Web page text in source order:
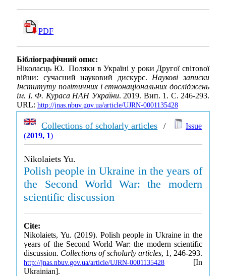
PDF
Бібліографічний опис:
Ніколаєць Ю. Поляки в Україні у роки Другої світової
війни: сучасний науковий дискурс.Наукові записки
Інституту політичних і етнонаціональних досліджень
ім. І. Ф. Кураса НАН України. 2019. Вип. 1. С. 246-293.
URL: http://jnas.nbuv.gov.ua/article/UJRN-0001135428
Collections of scholarly articles /
Issue
(2019, 1)
Nikolaiets Yu.
Polish people in Ukraine in the years of
the Second World War: the modern
scientific discussion
Cite:
Nikolaiets, Yu. (2019). Polish people in Ukraine in the
years of the Second World War: the modern scientific
discussion. Collections of scholarly articles, 1, 246-293.
http://jnas.nbuv.gov.ua/article/UJRN-0001135428 [In
Ukrainian].